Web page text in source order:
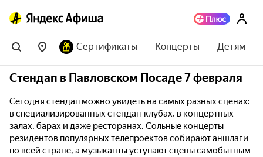
Сертификаты Концерты Детям
Стендап в Павловском Посаде 7 февраля
Сегодня стендап можно увидеть на самых разных сценах:
в специализированных стендап-клубах, в концертных
залах, барах и даже ресторанах. Сольные концерты
резидентов популярных телепроектов собирают аншлаги
по всей стране, а музыканты уступают сцены самобытным